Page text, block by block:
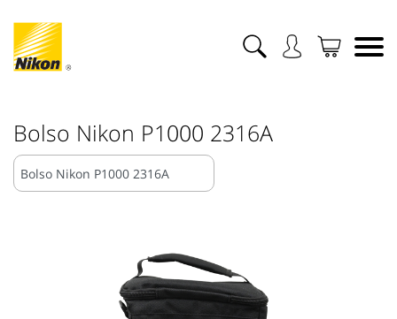
Bolso Nikon P1000 2316A